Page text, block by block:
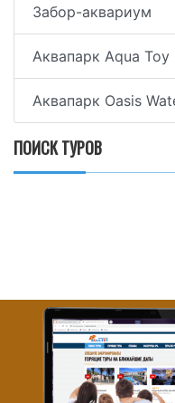
Забор-аквариум
Аквапарк Aqua Toy
Аквапарк Oasis
ПОИСК ТУРОВ